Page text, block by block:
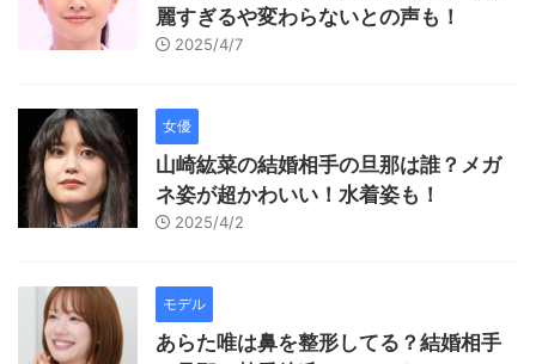
麗すぎるや変わらないとの声も！
2025/4/7
女優
山崎紘菜の結婚相手の旦那は誰？メガ
ネ姿が超かわいい！水着姿も！
2025/4/2
モデル
あらた唯は鼻を整形してる？結婚相手